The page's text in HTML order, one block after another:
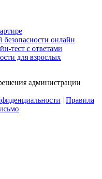
онлайн
тест с ответами
для взрослых
администрации
| Правила